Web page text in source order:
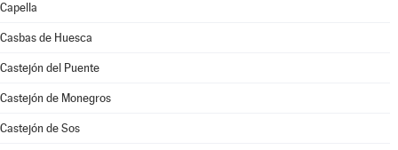
Capella
Casbas de Huesca
Castejón del Puente
Castejón de Monegros
Castejón de Sos